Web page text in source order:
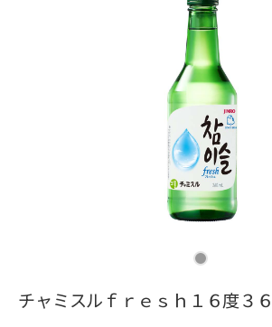
チャミスルｆｒｅｓｈ１６度３